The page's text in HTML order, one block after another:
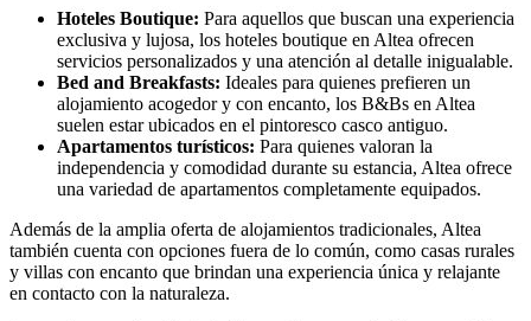
Hoteles Boutique: Para aquellos que buscan una experiencia
exclusiva y lujosa, los hoteles boutique en Altea ofrecen
servicios personalizados y una atención al detalle inigualable.
Bed and Breakfasts: Ideales para quienes prefieren un
alojamiento acogedor y con encanto, los B&Bs en Altea
suelen estar ubicados en el pintoresco casco antiguo.
Apartamentos turísticos: Para quienes valoran la
independencia y comodidad durante su estancia, Altea ofrece
una variedad de apartamentos completamente equipados.
Además de la amplia oferta de alojamientos tradicionales, Altea
también cuenta con opciones fuera de lo común, como casas rurales
y villas con encanto que brindan una experiencia única y relajante
en contacto con la naturaleza.